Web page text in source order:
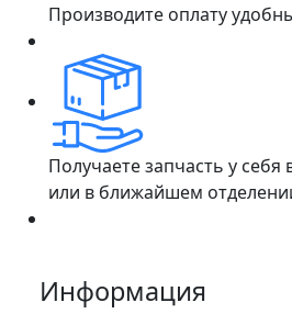
Производите оплату
Получаете запчасть у себя
или в ближайшем
Информация